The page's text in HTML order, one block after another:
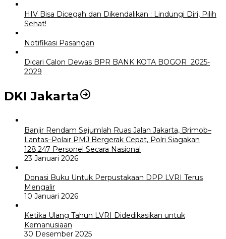
HIV Bisa Dicegah dan Dikendalikan : Lindungi Diri, Pilih
Sehat!
Notifikasi Pasangan
Dicari Calon Dewas BPR BANK KOTA BOGOR 2025-
2029
DKI Jakarta
Banjir Rendam Sejumlah Ruas Jalan Jakarta, Brimob–
Lantas–Polair PMJ Bergerak Cepat, Polri Siagakan
128.247 Personel Secara Nasional
23 Januari 2026
Donasi Buku Untuk Perpustakaan DPP LVRI Terus
Mengalir
10 Januari 2026
Ketika Ulang Tahun LVRI Didedikasikan untuk
Kemanusiaan
30 Desember 2025